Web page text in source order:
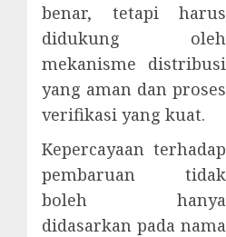
benar, tetapi harus
didukung oleh
mekanisme distribusi
yang aman dan proses
verifikasi yang kuat.
Kepercayaan terhadap
pembaruan tidak
boleh hanya
didasarkan pada nama